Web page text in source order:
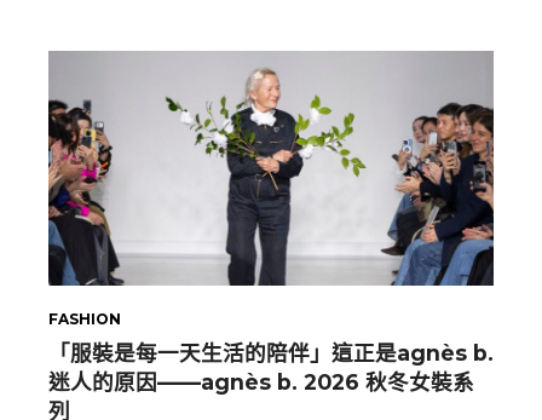
FASHION
「服裝是每一天生活的陪伴」這正是agnès b.
迷人的原因——agnès b. 2026 秋冬女裝系
列